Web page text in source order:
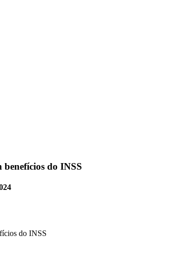
benefícios do INSS